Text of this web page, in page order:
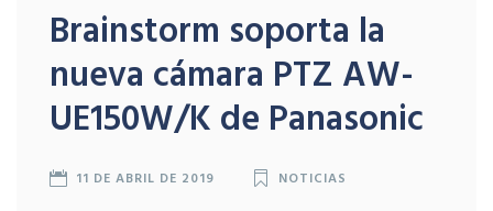
Brainstorm soporta la
nueva cámara PTZ AW-
UE150W/K de Panasonic
11 DE ABRIL DE 2019 NOTICIAS